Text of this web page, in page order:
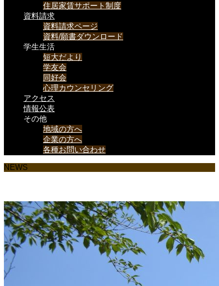
住居家賃サポート制度
資料請求
資料請求ページ
資料/願書ダウンロード
学生生活
短大だより
学友会
同好会
心理カウンセリング
アクセス
情報公表
その他
地域の方へ
企業の方へ
各種お問い合わせ
NEWS